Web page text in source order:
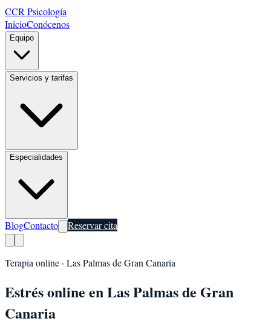
CCR Psicología
InicioConócenos
Equipo
Servicios y tarifas
Especialidades
BlogContacto Reservar cita
Terapia online · Las Palmas de Gran Canaria
Estrésonline enLas Palmas de Gran
Canaria